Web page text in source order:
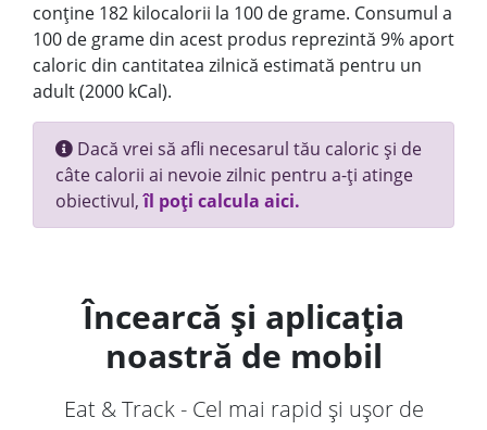
conține 182 kilocalorii la 100 de grame. Consumul a
100 de grame din acest produs reprezintă 9% aport
caloric din cantitatea zilnică estimată pentru un
adult (2000 kCal).
Dacă vrei să afli necesarul tău caloric și de
câte calorii ai nevoie zilnic pentru a-ți atinge
obiectivul,îl poți calcula aici.
Încearcă și aplicația
noastră de mobil
Eat & Track - Cel mai rapid și ușor de